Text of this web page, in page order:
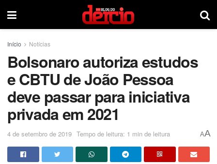
Início Notícias
Bolsonaro autoriza estudos
e CBTU de João Pessoa
deve passar para iniciativa
privada em 2021
4 de setembro de 2019 Tempo de leitura: 1 min de leitura AA